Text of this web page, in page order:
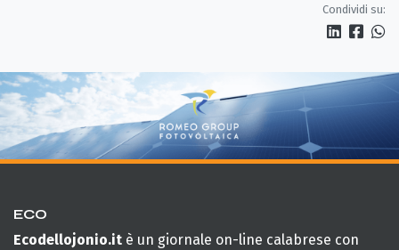
Condividi su:
ECO
Ecodellojonio.it è un giornale on-line calabrese con